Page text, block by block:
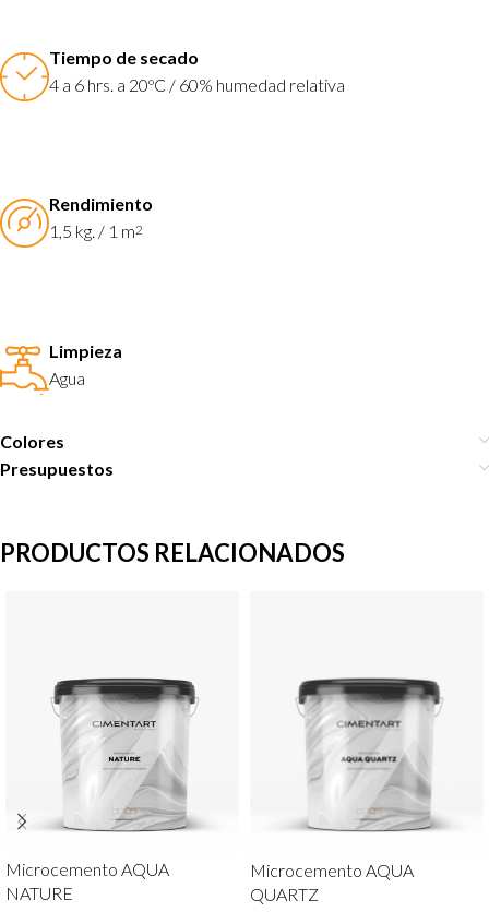
Tiempo de secado
4 a 6 hrs. a 20ºC / 60% humedad relativa
Rendimiento
1,5 kg. / 1 m2
Limpieza
Agua
Colores
Presupuestos
PRODUCTOS RELACIONADOS
Microcemento AQUA
NATURE
Microcemento AQUA
QUARTZ